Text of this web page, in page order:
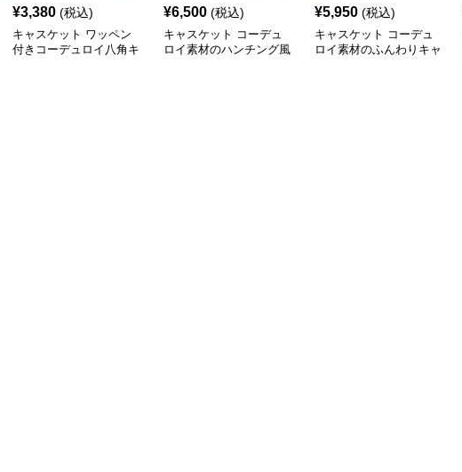
¥3,380 (税込)
キャスケット ワッペン
付きコーデュロイ八角キ
¥6,500 (税込)
キャスケット コーデュ
ロイ素材のハンチング風
¥5,950 (税込)
キャスケット コーデュ
ロイ素材のふんわりキャ